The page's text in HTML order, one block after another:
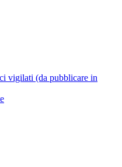
vigilati (da pubblicare in